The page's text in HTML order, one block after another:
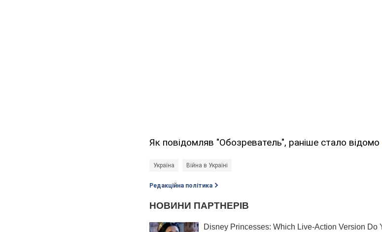
Як повідомляв "Обозреватель", раніше стало відомо
Україна Війна в Україні
Редакційна політика